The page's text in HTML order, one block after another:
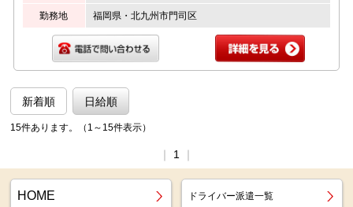
勤務地 福岡県・北九州市門司区
新着順 日給順
15件あります。（1～15件表示）
1
HOME ドライバー派遣一覧